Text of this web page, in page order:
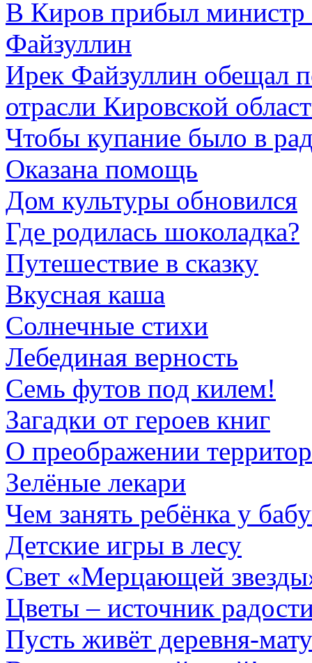
В Киров прибыл министр
Файзуллин
Ирек Файзуллин обещал
отрасли Кировской
Чтобы купание было в
Оказана помощь
Дом культуры обновился
Где родилась шоколадка?
Путешествие в сказку
Вкусная каша
Солнечные стихи
Лебединая верность
Семь футов под килем!
Загадки от героев книг
О преображении
Зелёные лекари
Чем занять ребёнка у
Детские игры в лесу
Свет «Мерцающей
Цветы – источник
Пусть живёт деревня-